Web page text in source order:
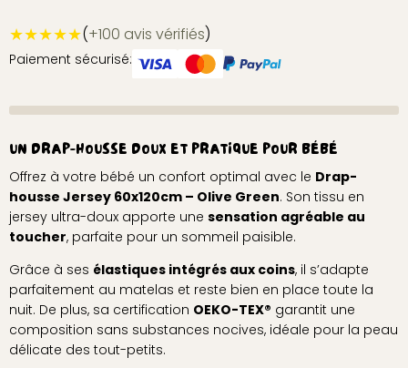
★★★★★(+100 avis vérifiés)
Paiement sécurisé:
UN DRAP-HOUSSE DOUX ET PRATIQUE POUR BÉBÉ
Offrez à votre bébé un confort optimal avec le Drap-
housse Jersey 60x120cm – Olive Green. Son tissu en
jersey ultra-doux apporte une sensation agréable au
toucher, parfaite pour un sommeil paisible.
Grâce à ses élastiques intégrés aux coins, il s’adapte
parfaitement au matelas et reste bien en place toute la
nuit. De plus, sa certification OEKO-TEX® garantit une
composition sans substances nocives, idéale pour la peau
délicate des tout-petits.